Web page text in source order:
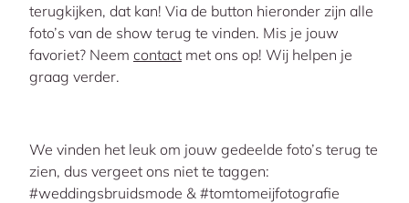
terugkijken, dat kan! Via de button hieronder zijn alle
foto’s van de show terug te vinden. Mis je jouw
favoriet? Neem contact met ons op! Wij helpen je
graag verder.
We vinden het leuk om jouw gedeelde foto’s terug te
zien, dus vergeet ons niet te taggen:
#weddingsbruidsmode & #tomtomeijfotografie